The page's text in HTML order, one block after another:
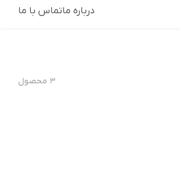
درباره ماتماس با ما
۳ محصول